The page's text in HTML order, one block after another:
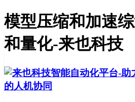
模型压缩和加速
和量化-来也科技